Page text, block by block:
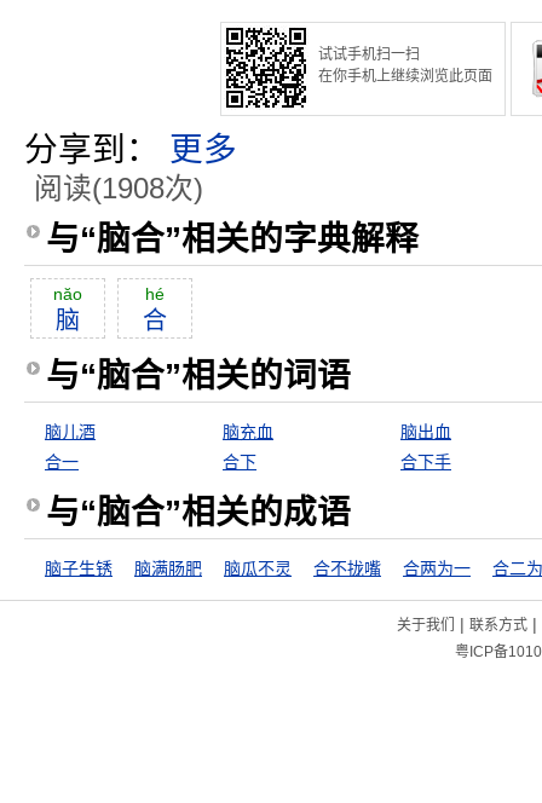
试试手机扫一扫
在你手机上继续浏览此页面
分享到： 更多
阅读(1908次)
与“脑合”相关的字典解释
năo
脑
hé
合
与“脑合”相关的词语
脑儿酒 脑充血
脑出血
合一
合下 合下手
与“脑合”相关的成语
脑子生锈 脑满肠肥 脑瓜不灵 合不拢嘴 合两为一 合二
关于我们 | 联系方式|
粤ICP备